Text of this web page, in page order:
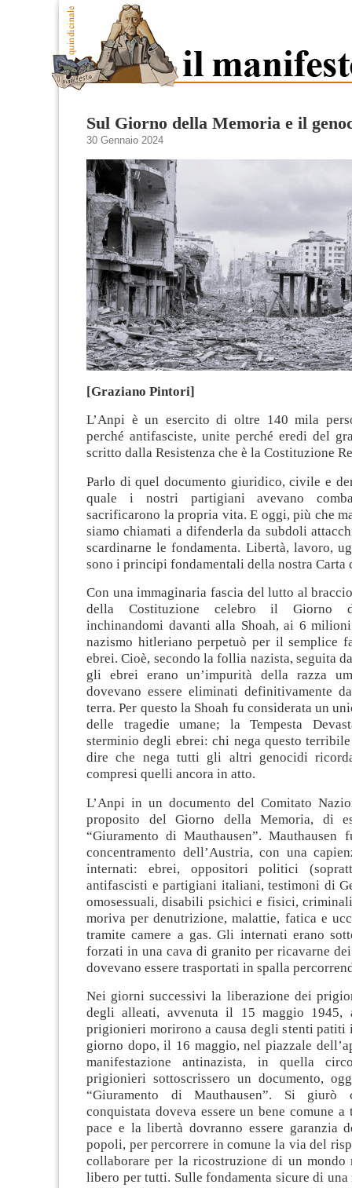
Sul Giorno della Memoria e il
30 Gennaio 2024
[Graziano Pintori]
L’Anpi è un esercito di oltre 140 mila
perché antifasciste, unite perché eredi del
scritto dalla Resistenza che è la Costituzione
Parlo di quel documento giuridico, civile e
quale i nostri partigiani avevano
sacrificarono la propria vita. E oggi, più che
siamo chiamati a difenderla da subdoli
scardinarne le fondamenta. Libertà, lavoro,
sono i principi fondamentali della nostra Carta
Con una immaginaria fascia del lutto al
della Costituzione celebro il Giorno
inchinandomi davanti alla Shoah, ai 6
nazismo hitleriano perpetuò per il semplice
ebrei. Cioè, secondo la follia nazista, seguita
gli ebrei erano un’impurità della razza
dovevano essere eliminati definitivamente
terra. Per questo la Shoah fu considerata un
delle tragedie umane; la Tempesta
sterminio degli ebrei: chi nega questo
dire che nega tutti gli altri genocidi
compresi quelli ancora in atto.
L’Anpi in un documento del Comitato
proposito del Giorno della Memoria, di
“Giuramento di Mauthausen”. Mauthausen
concentramento dell’Austria, con una
internati: ebrei, oppositori politici
antifascisti e partigiani italiani, testimoni di
omosessuali, disabili psichici e fisici,
moriva per denutrizione, malattie, fatica e
tramite camere a gas. Gli internati erano
forzati in una cava di granito per ricavarne
dovevano essere trasportati in spalla
Nei giorni successivi la liberazione dei
degli alleati, avvenuta il 15 maggio
prigionieri morirono a causa degli stenti
giorno dopo, il 16 maggio, nel piazzale
manifestazione antinazista, in quella
prigionieri sottoscrissero un documento,
“Giuramento di Mauthausen”. Si
conquistata doveva essere un bene comune
pace e la libertà dovranno essere garanzia
popoli, per percorrere in comune la via del
collaborare per la ricostruzione di un mondo
libero per tutti. Sulle fondamenta sicure di